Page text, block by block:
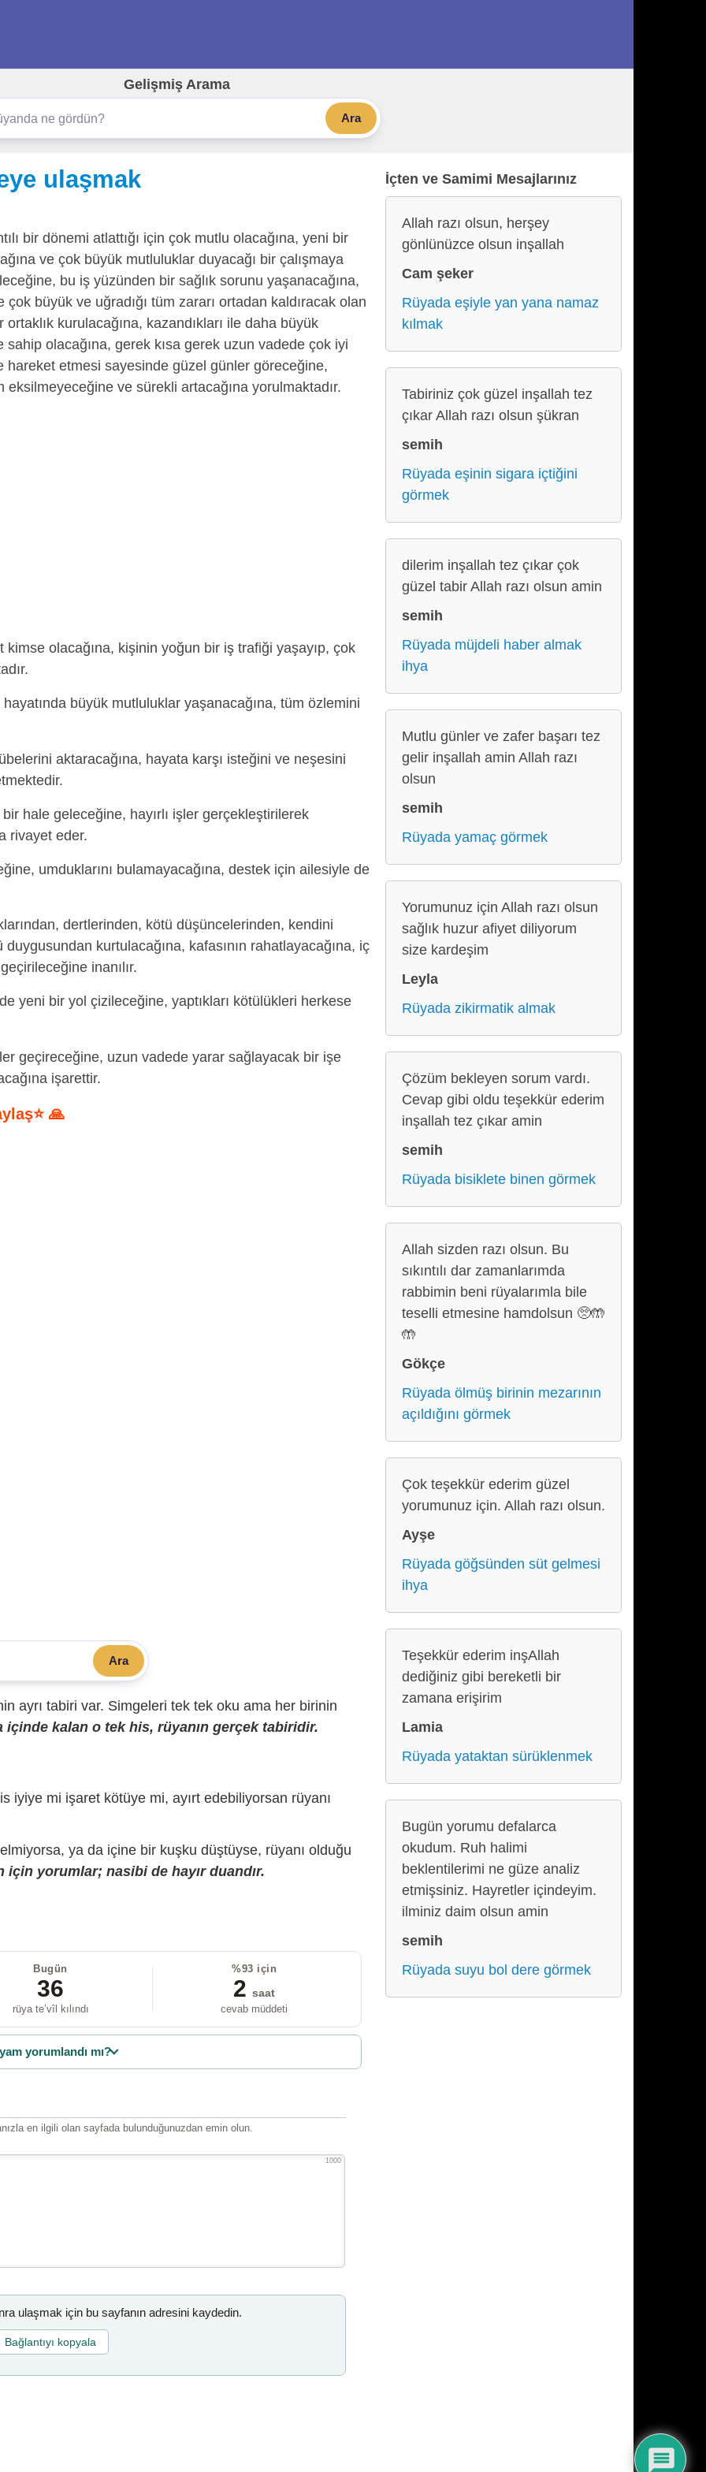
Gelişmiş Arama
Ara
ulaşmak
bir dönemi atlattığı için çok mutlu olacağına, yeni bir
ve çok büyük mutluluklar duyacağı bir çalışmaya
bu iş yüzünden bir sağlık sorunu yaşanacağına,
büyük ve uğradığı tüm zararı ortadan kaldıracak olan
kurulacağına, kazandıkları ile daha büyük
olacağına, gerek kısa gerek uzun vadede çok iyi
hareket etmesi sayesinde güzel günler göreceğine,
ve sürekli artacağına yorulmaktadır.
kimse olacağına, kişinin yoğun bir iş trafiği yaşayıp, çok
büyük mutluluklar yaşanacağına, tüm özlemini
aktaracağına, hayata karşı isteğini ve neşesini
hale geleceğine, hayırlı işler gerçekleştirilerek
rivayet eder.
umduklarını bulamayacağına, destek için ailesiyle de
dertlerinden, kötü düşüncelerinden, kendini
kurtulacağına, kafasının rahatlayacağına, iç
inanılır.
yeni bir yol çizileceğine, yaptıkları kötülükleri herkese
geçireceğine, uzun vadede yarar sağlayacak bir işe
işarettir.
🙏
Ara
ayrı tabiri var. Simgeleri tek tek oku ama her birinin
içinde kalan o tek his, rüyanın gerçek tabiridir.
iyiye mi işaret kötüye mi, ayırt edebiliyorsan rüyanı
ya da içine bir kuşku düştüyse, rüyanı olduğu
için yorumlar; nasibi de hayır duandır.
Bugün
36
rüya te’vîl kılındı
%93 için
2 saat
cevab müddeti
yorumlandı mı?
en ilgili olan sayfada bulunduğunuzdan emin olun.
1000
ulaşmak için bu sayfanın adresini kaydedin.
Bağlantıyı kopyala
İçten ve Samimi Mesajlarınız
Allah razı olsun, herşey
gönlünüzce olsun inşallah
Cam şeker
Rüyada eşiyle yan yana namaz
kılmak
Tabiriniz çok güzel inşallah tez
çıkar Allah razı olsun şükran
semih
Rüyada eşinin sigara içtiğini
görmek
dilerim inşallah tez çıkar çok
güzel tabir Allah razı olsun amin
semih
Rüyada müjdeli haber almak
ihya
Mutlu günler ve zafer başarı tez
gelir inşallah amin Allah razı
olsun
semih
Rüyada yamaç görmek
Yorumunuz için Allah razı olsun
sağlık huzur afiyet diliyorum
size kardeşim
Leyla
Rüyada zikirmatik almak
Çözüm bekleyen sorum vardı.
Cevap gibi oldu teşekkür ederim
inşallah tez çıkar amin
semih
Rüyada bisiklete binen görmek
Allah sizden razı olsun. Bu
sıkıntılı dar zamanlarımda
rabbimin beni rüyalarımla bile
teselli etmesine hamdolsun 🥺🤲
🤲
Gökçe
Rüyada ölmüş birinin mezarının
açıldığını görmek
Çok teşekkür ederim güzel
yorumunuz için. Allah razı olsun.
Ayşe
Rüyada göğsünden süt gelmesi
ihya
Teşekkür ederim inşAllah
dediğiniz gibi bereketli bir
zamana erişirim
Lamia
Rüyada yataktan sürüklenmek
Bugün yorumu defalarca
okudum. Ruh halimi
beklentilerimi ne güze analiz
etmişsiniz. Hayretler içindeyim.
ilminiz daim olsun amin
semih
Rüyada suyu bol dere görmek